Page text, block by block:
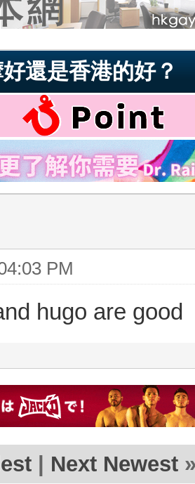
還是香港的好？
PM
hugo are good
| Next Newest